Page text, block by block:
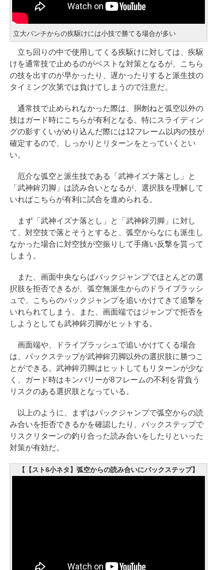
立大パンチからの疾駆けには小技で勝てる場合が多い
立ち回りの中で使用してくる疾駆けに対しては、疾駆
けを通常技で止めるのがベストな対策となるが、こちら
の技を出すのが早かったり、遅かったりすると派生技の
タイミング次第では負けてしまうので注意だ。
通常技で止められなかった際は、胴刎ねと弧空以外の
技はガード時にこちらが有利となる。特にスライディン
グの影すくいがめり込んだ際には12フレーム以内の技が
確定するので、しっかりとリターンをとっていくとい
い。
厄介な弧空と派生技である「武神イズナ落とし」と
「武神鉾刃脚」は読み合いとなるが、選択肢を理解して
いればこちらが有利に試合を進められる。
まず「武神イズナ落とし」と「武神鉾刃脚」に対し
て、対空技で落とそうとすると、弧空からなにも派生し
なかった場合に対空技が空振りして手痛い反撃を貰って
しまう。
また、画面中央ならばバックジャンプでほとんどの選
択肢を拒否できるが、弧空無派生からのドライブラッシ
ュで、こちらのバックジャンプを追いかけてきて追撃を
いれられてしまう。また、画面端ではジャンプで拒否を
しようとしても武神鉾刃脚がヒットする。
画面端や、ドライブラッシュで追いかけてくる場合
は、バックステップが武神鉾刃脚以外の選択肢に勝つこ
とができる。武神鉾刃脚はヒットしてもリターンが少な
く、ガード時はキンバリーが8フレームの不利を背負う
リスクのある選択肢となっている。
以上のように、まずはバックジャンプで弧空からの読
み合いを拒否できるかを確認したり、バックステップで
リスクリターンの釣り合った読み合いをしたりといった
対策が有効だ。
【【スト6小ネタ】弧空からの読み合いにバックステップ】